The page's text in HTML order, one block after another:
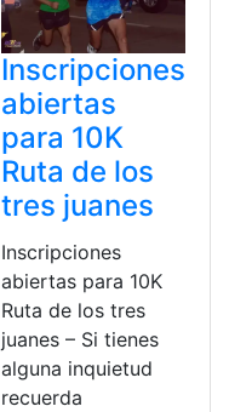
Inscripciones
abiertas
para 10K
Ruta de los
tres juanes
Inscripciones
abiertas para 10K
Ruta de los tres
juanes – Si tienes
alguna inquietud
recuerda